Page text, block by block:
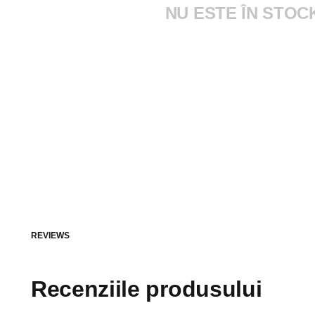
NU ESTE ÎN
REVIEWS
Recenziile produsului